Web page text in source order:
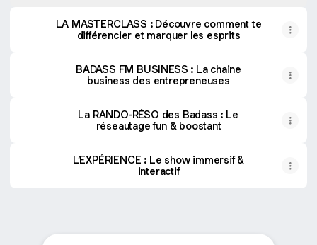
LA MASTERCLASS : Découvre comment te
différencier et marquer les esprits
BADASS FM BUSINESS : La chaine
business des entrepreneuses
La RANDO-RÉSO des Badass : Le
réseautage fun & boostant
L’EXPÉRIENCE : Le show immersif &
interactif